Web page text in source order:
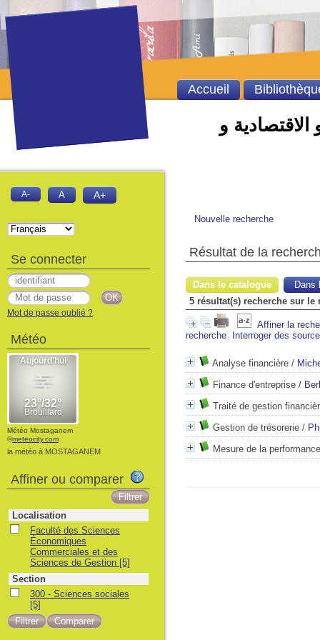
الاقتصادية و
Nouvelle recherche
Résultat de la
Dans le catalogue
Dans
5 résultat(s) recherche sur
Affiner la
recherche
Interroger des
Analyse financière /
Finance d'entreprise /
Traité de gestion
Gestion de trésorerie /
Mesure de la
Accueil
A- A A+
Se connecter
Mot de passe oublié ?
Météo
Météo Mostaganem
©meteocity.com
la météo à MOSTAGANEM
Affiner ou comparer
Localisation
Faculté des Sciences
Économiques
Commerciales et des
Sciences de Gestion [5]
Section
300 - Sciences sociales
[5]